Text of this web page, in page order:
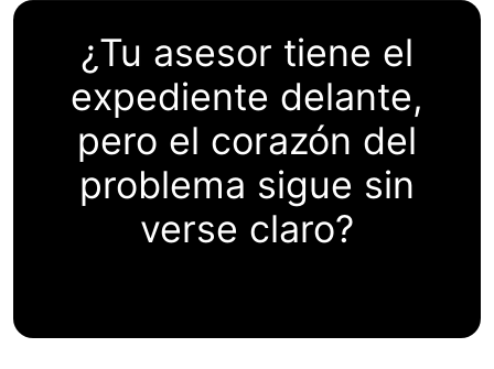
¿Tu asesor tiene el
expediente delante,
pero el corazón del
problema sigue sin
verse claro?